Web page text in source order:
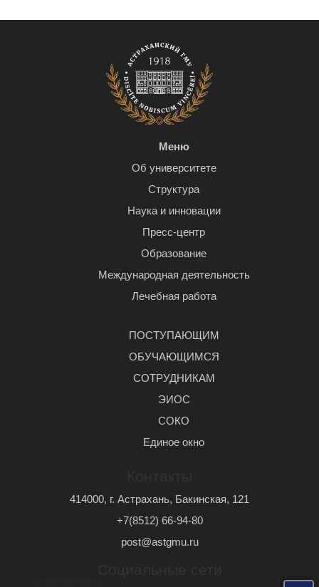
Меню
Об университете
Структура
Наука и инновации
Пресс-центр
Образование
Международная деятельность
Лечебная работа
ПОСТУПАЮЩИМ
ОБУЧАЮЩИМСЯ
СОТРУДНИКАМ
ЭИОС
СОКО
Единое окно
414000, г. Астрахань, Бакинская, 121
+7(8512) 66-94-80
post@astgmu.ru